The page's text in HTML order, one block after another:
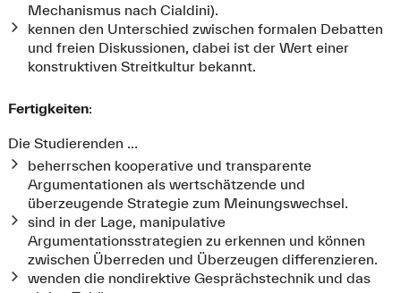
Mechanismus nach Cialdini).
kennen den Unterschied zwischen formalen Debatten
und freien Diskussionen, dabei ist der Wert einer
konstruktiven Streitkultur bekannt.
Fertigkeiten:
Die Studierenden …
beherrschen kooperative und transparente
Argumentationen als wertschätzende und
überzeugende Strategie zum Meinungswechsel.
sind in der Lage, manipulative
Argumentationsstrategien zu erkennen und können
zwischen Überreden und Überzeugen differenzieren.
wenden die nondirektive Gesprächstechnik und das